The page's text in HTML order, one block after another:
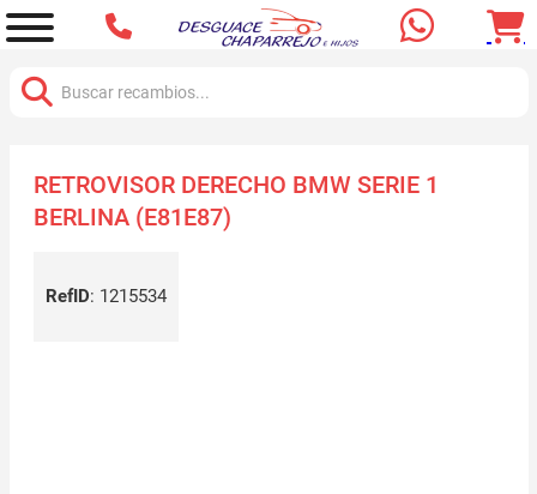
RETROVISOR DERECHO BMW SERIE 1
BERLINA (E81E87)
RefID: 1215534